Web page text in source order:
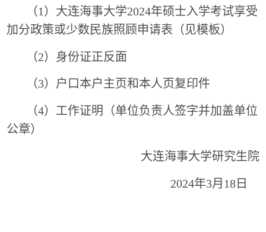
（1）大连海事大学2024年硕士入学考试享受
加分政策或少数民族照顾申请表（见模板）
（2）身份证正反面
（3）户口本户主页和本人页复印件
（4）工作证明（单位负责人签字并加盖单位
公章）
大连海事大学研究生院
2024年3月 18日